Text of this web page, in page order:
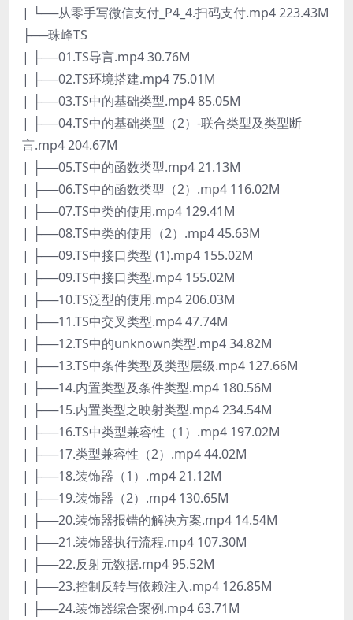
| └──从零手写微信支付_P4_4.扫码支付.mp4 223.43M
├──珠峰TS
| ├──01.TS导言.mp4 30.76M
| ├──02.TS环境搭建.mp4 75.01M
| ├──03.TS中的基础类型.mp4 85.05M
| ├──04.TS中的基础类型（2）-联合类型及类型断
言.mp4 204.67M
| ├──05.TS中的函数类型.mp4 21.13M
| ├──06.TS中的函数类型（2）.mp4 116.02M
| ├──07.TS中类的使用.mp4 129.41M
| ├──08.TS中类的使用（2）.mp4 45.63M
| ├──09.TS中接口类型 (1).mp4 155.02M
| ├──09.TS中接口类型.mp4 155.02M
| ├──10.TS泛型的使用.mp4 206.03M
| ├──11.TS中交叉类型.mp4 47.74M
| ├──12.TS中的unknown类型.mp4 34.82M
| ├──13.TS中条件类型及类型层级.mp4 127.66M
| ├──14.内置类型及条件类型.mp4 180.56M
| ├──15.内置类型之映射类型.mp4 234.54M
| ├──16.TS中类型兼容性（1）.mp4 197.02M
| ├──17.类型兼容性（2）.mp4 44.02M
| ├──18.装饰器（1）.mp4 21.12M
| ├──19.装饰器（2）.mp4 130.65M
| ├──20.装饰器报错的解决方案.mp4 14.54M
| ├──21.装饰器执行流程.mp4 107.30M
| ├──22.反射元数据.mp4 95.52M
| ├──23.控制反转与依赖注入.mp4 126.85M
| ├──24.装饰器综合案例.mp4 63.71M